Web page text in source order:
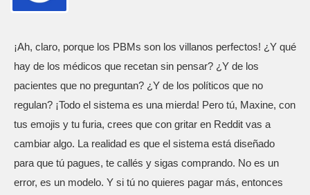
¡Ah, claro, porque los PBMs son los villanos perfectos! ¿Y qué
hay de los médicos que recetan sin pensar? ¿Y de los
pacientes que no preguntan? ¿Y de los políticos que no
regulan? ¡Todo el sistema es una mierda! Pero tú, Maxine, con
tus emojis y tu furia, crees que con gritar en Reddit vas a
cambiar algo. La realidad es que el sistema está diseñado
para que tú pagues, te callés y sigas comprando. No es un
error, es un modelo. Y si tú no quieres pagar más, entonces